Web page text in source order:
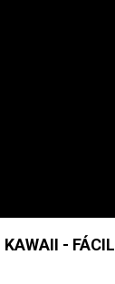
- FÁCIL